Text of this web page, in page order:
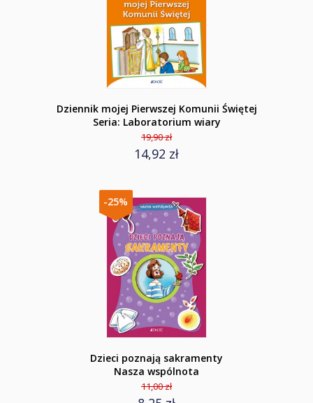
Dziennik mojej Pierwszej Komunii Świętej
Seria: Laboratorium wiary
19,90 zł
14,92 zł
-25%
Dzieci poznają sakramenty
Nasza wspólnota
11,00 zł